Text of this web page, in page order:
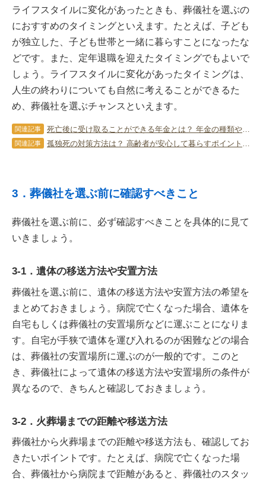
ライフスタイルに変化があったときも、葬儀社を選ぶの
におすすめのタイミングといえます。たとえば、子ども
が独立した、子ども世帯と一緒に暮らすことになったな
どです。また、定年退職を迎えたタイミングでもよいで
しょう。ライフスタイルに変化があったタイミングは、
人生の終わりについても自然に考えることができるた
め、葬儀社を選ぶチャンスといえます。
関連記事 死亡後に受け取ることができる年金とは？ 年金の種類や手続きを紹介
関連記事 孤独死の対策方法は？ 高齢者が安心して暮らすポイントを解説
3．葬儀社を選ぶ前に確認すべきこと
葬儀社を選ぶ前に、必ず確認すべきことを具体的に見て
いきましょう。
3-1．遺体の移送方法や安置方法
葬儀社を選ぶ前に、遺体の移送方法や安置方法の希望を
まとめておきましょう。病院で亡くなった場合、遺体を
自宅もしくは葬儀社の安置場所などに運ぶことになりま
す。自宅が手狭で遺体を運び入れるのが困難などの場合
は、葬儀社の安置場所に運ぶのが一般的です。このと
き、葬儀社によって遺体の移送方法や安置場所の条件が
異なるので、きちんと確認しておきましょう。
3-2．火葬場までの距離や移送方法
葬儀社から火葬場までの距離や移送方法も、確認してお
きたいポイントです。たとえば、病院で亡くなった場
合、葬儀社から病院まで距離があると、葬儀社のスタッ